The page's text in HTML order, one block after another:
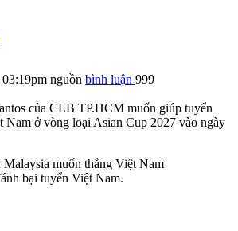
nguồn bình luận 999
của CLB TP.HCM muốn giúp tuyển
Nam ở vòng loại Asian Cup 2027 vào ngày
bại tuyển Việt Nam.